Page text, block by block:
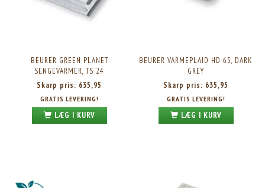
BEURER GREEN PLANET
SENGEVARMER, TS 24
Skarp pris: 635,95
GRATIS LEVERING!
LÆG I KURV
BEURER VARMEPLAID HD 65, DARK
GREY
Skarp pris: 635,95
GRATIS LEVERING!
LÆG I KURV